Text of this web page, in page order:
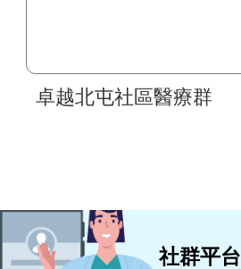
卓越北屯社區醫療群
社群平台